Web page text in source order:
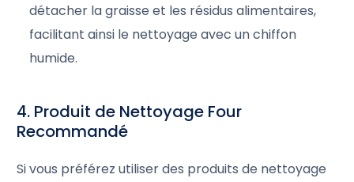
détacher la graisse et les résidus alimentaires,
facilitant ainsi le nettoyage avec un chiffon
humide.
4. Produit de Nettoyage Four
Recommandé
Si vous préférez utiliser des produits de nettoyage